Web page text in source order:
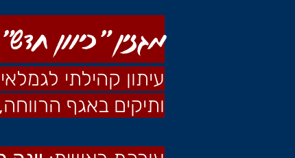
מגזין "כיוון חדש"
עיתון קהילתי
ותיקים באגף